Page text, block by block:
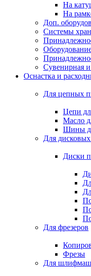
На
На
Доп.
Системы
Сувенирная
Оснастка и
Для цепных
Цепи
Масло
Шины
Для
Диски
Для фрезеров
Фрезы
Для